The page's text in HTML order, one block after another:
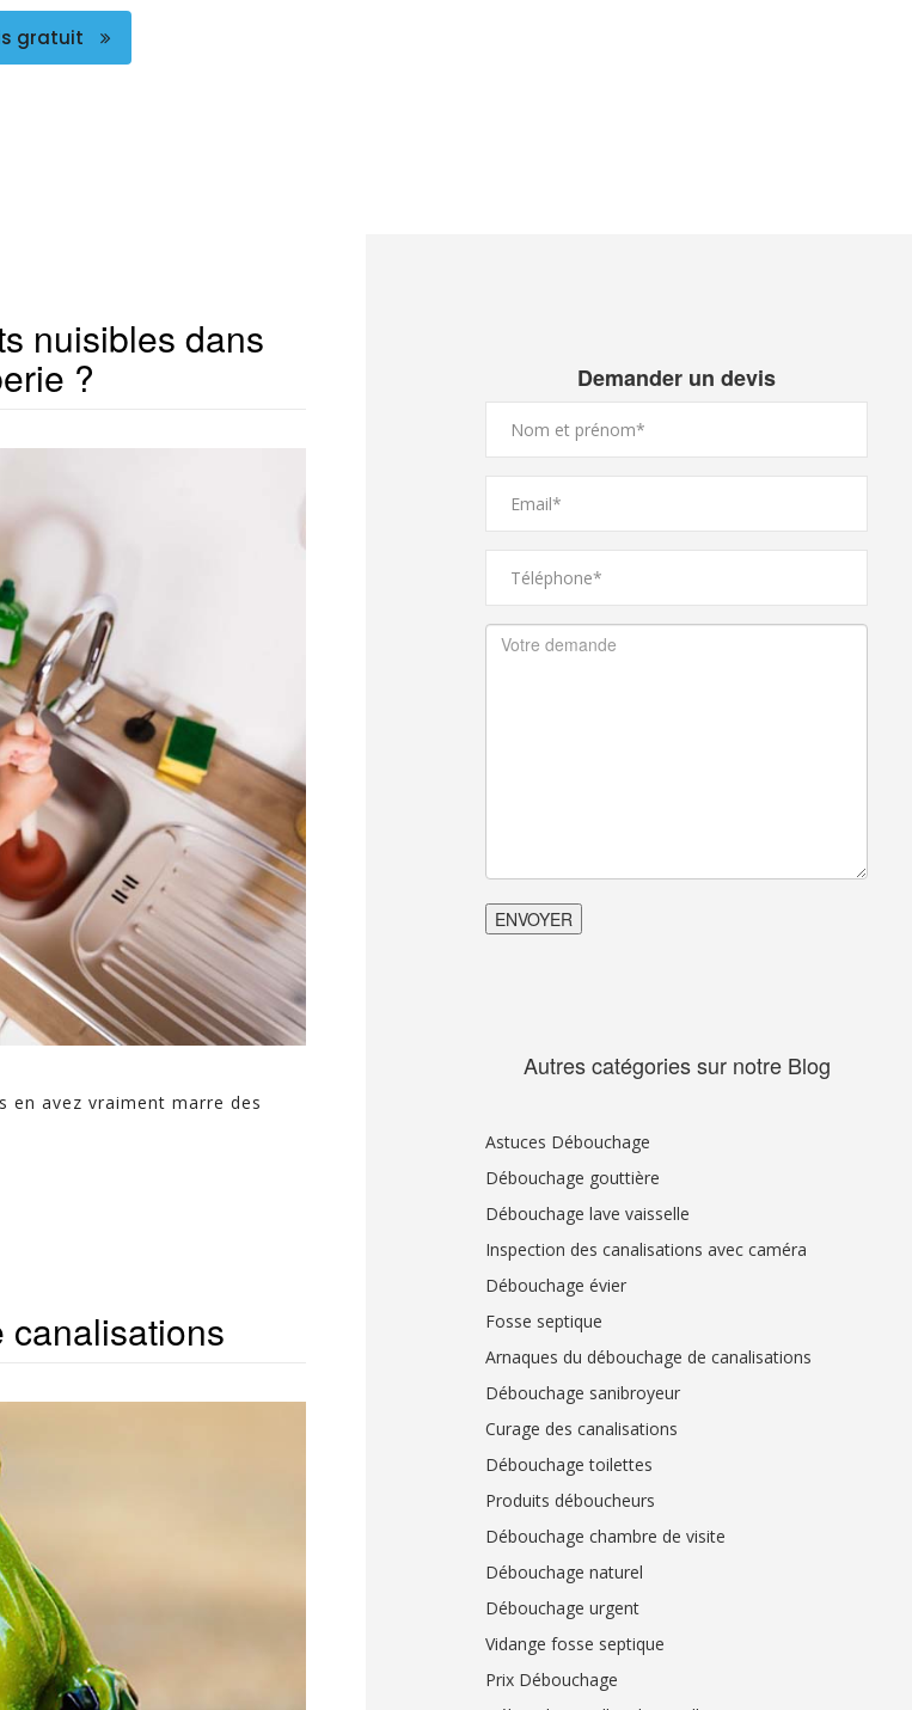
gratuit
nuisibles dans
?
en avez vraiment marre des
canalisations
Demander un devis
Autres catégories sur notre Blog
Astuces Débouchage
Débouchage gouttière
Débouchage lave vaisselle
Inspection des canalisations avec caméra
Débouchage évier
Fosse septique
Arnaques du débouchage de canalisations
Débouchage sanibroyeur
Curage des canalisations
Débouchage toilettes
Produits déboucheurs
Débouchage chambre de visite
Débouchage naturel
Débouchage urgent
Vidange fosse septique
Prix Débouchage